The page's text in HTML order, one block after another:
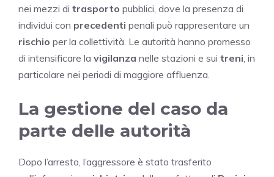
nei mezzi di trasporto pubblici, dove la presenza di
individui con precedenti penali può rappresentare un
rischio per la collettività. Le autorità hanno promesso
di intensificare la vigilanza nelle stazioni e sui treni , in
particolare nei periodi di maggiore affluenza.
La gestione del caso da
parte delle autorità
Dopo l’arresto, l’aggressore è stato trasferito